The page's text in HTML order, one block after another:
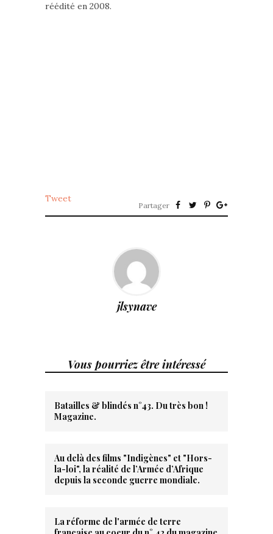
réédité en 2008.
Tweet
Partager
jlsynave
Vous pourriez être intéressé
Batailles & blindés n°43. Du très bon !
Magazine.
Au delà des films "Indigènes" et "Hors-
la-loi", la réalité de l’Armée d’Afrique
depuis la seconde guerre mondiale.
La réforme de l'armée de terre